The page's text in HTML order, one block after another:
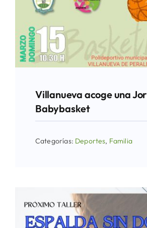
Villanueva acoge una
Babybasket
Categorías: Deportes, Familia